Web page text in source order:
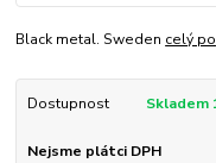
Black metal. Sweden celý
Dostupnost Skladem
Nejsme plátci DPH